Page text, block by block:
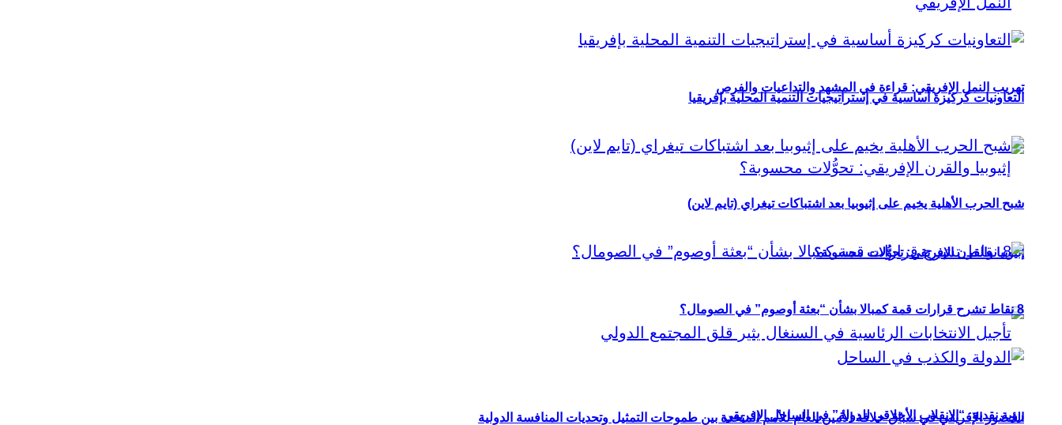
تهريب النمل الإفريقي: قراءة في المشهد والتداعيات والفرص
إثيوبيا والقرن الإفريقي: تحوُّلات محسوبة؟
الحضور الإفريقي في سباق خلافة الأمين العام للأمم المتحدة بين طموحات التمثيل وتحديات المنافسة الدولية
التعاونيات كركيزة أساسية في إستراتيجيات التنمية المحلية بإفريقيا
شبح الحرب الأهلية يخيم على إثيوبيا بعد اشتباكات تيغراي (تايم لاين)
8 نقاط تشرح قرارات قمة كمبالا بشأن “بعثة أوصوم” في الصومال؟
رؤية نقدية: “الانقلاب الأخلاقي للدولة” في الساحل الإفريقي